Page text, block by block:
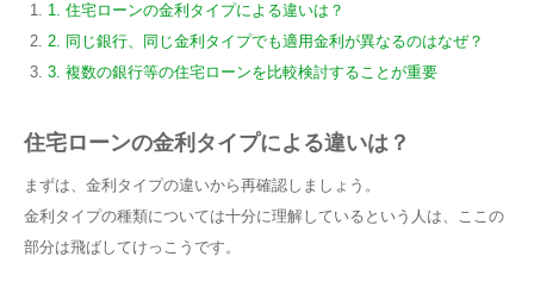
1. 住宅ローンの金利タイプによる違いは？
2. 同じ銀行、同じ金利タイプでも適用金利が異なるのはなぜ？
3. 複数の銀行等の住宅ローンを比較検討することが重要
住宅ローンの金利タイプによる違いは？
まずは、金利タイプの違いから再確認しましょう。
金利タイプの種類については十分に理解しているという人は、ここの
部分は飛ばしてけっこうです。